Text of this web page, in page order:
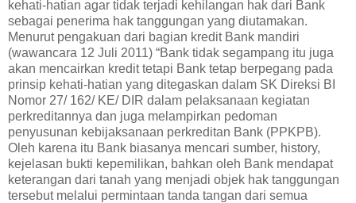
kehati-hatian agar tidak terjadi kehilangan hak dari Bank
sebagai penerima hak tanggungan yang diutamakan.
Menurut pengakuan dari bagian kredit Bank mandiri
(wawancara 12 Juli 2011) “Bank tidak segampang itu juga
akan mencairkan kredit tetapi Bank tetap berpegang pada
prinsip kehati-hatian yang ditegaskan dalam SK Direksi BI
Nomor 27/ 162/ KE/ DIR dalam pelaksanaan kegiatan
perkreditannya dan juga melampirkan pedoman
penyusunan kebijaksanaan perkreditan Bank (PPKPB).
Oleh karena itu Bank biasanya mencari sumber, history,
kejelasan bukti kepemilikan, bahkan oleh Bank mendapat
keterangan dari tanah yang menjadi objek hak tanggungan
tersebut melalui permintaan tanda tangan dari semua